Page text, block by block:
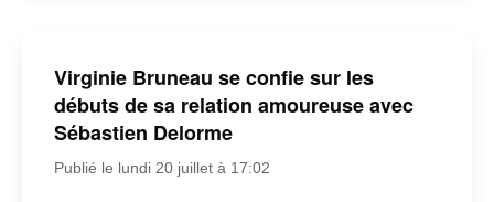
Virginie Bruneau se confie sur les
débuts de sa relation amoureuse avec
Sébastien Delorme
Publié le lundi 20 juillet à 17:02